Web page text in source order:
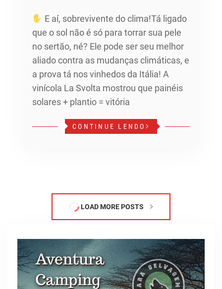
E aí, sobrevivente do clima!Tá ligado
que o sol não é só para torrar sua pele
no sertão, né? Ele pode ser seu melhor
aliado contra as mudanças climáticas, e
a prova tá nos vinhedos da Itália! A
vinícola La Svolta mostrou que painéis
solares + plantio = vitória
CONTINUE LENDO
LOAD MORE POSTS